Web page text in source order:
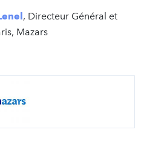
, Directeur Général et
Mazars